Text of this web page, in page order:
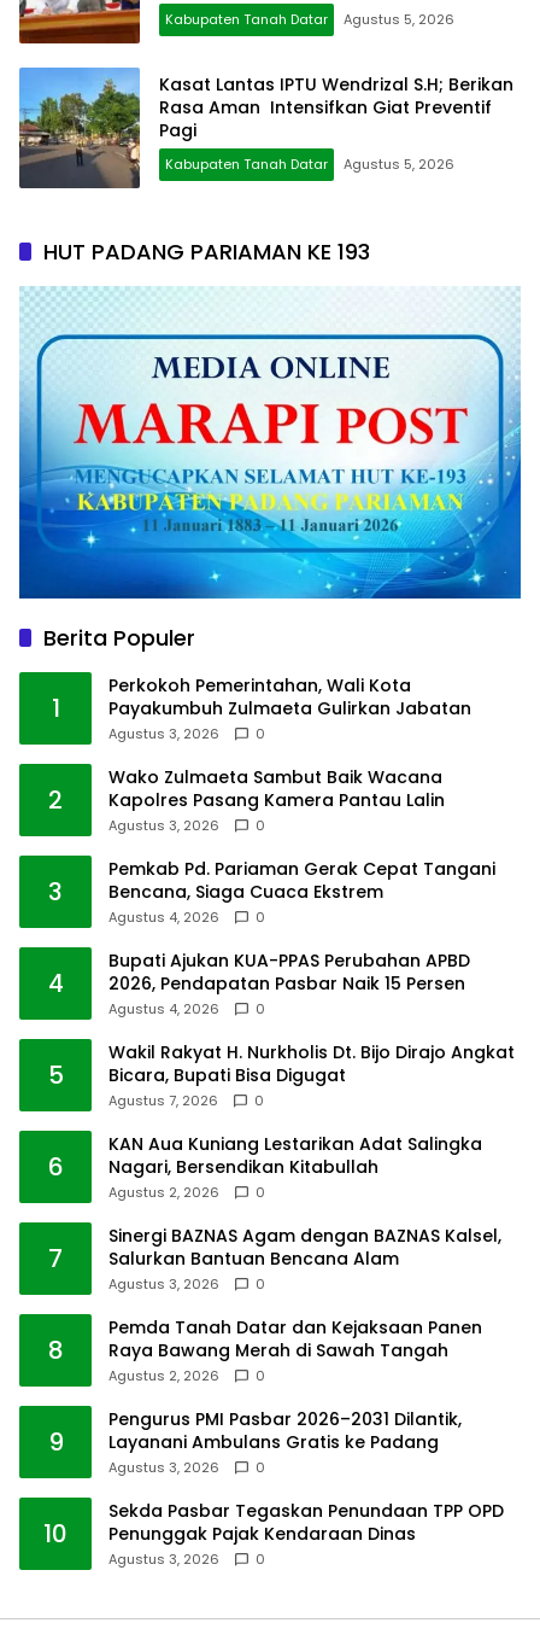
Kabupaten Tanah Datar Agustus 5, 2026
Kasat Lantas IPTU Wendrizal S.H; Berikan
Rasa Aman Intensifkan Giat Preventif
Pagi
Kabupaten Tanah Datar Agustus 5, 2026
HUT PADANG PARIAMAN KE 193
Berita Populer
1
Perkokoh Pemerintahan, Wali Kota
Payakumbuh Zulmaeta Gulirkan Jabatan
Agustus 3, 2026 0
2
Wako Zulmaeta Sambut Baik Wacana
Kapolres Pasang Kamera Pantau Lalin
Agustus 3, 2026 0
3
Pemkab Pd. Pariaman Gerak Cepat Tangani
Bencana, Siaga Cuaca Ekstrem
Agustus 4, 2026 0
4
Bupati Ajukan KUA-PPAS Perubahan APBD
2026, Pendapatan Pasbar Naik 15 Persen
Agustus 4, 2026 0
5
Wakil Rakyat H. Nurkholis Dt. Bijo Dirajo Angkat
Bicara, Bupati Bisa Digugat
Agustus 7, 2026 0
6
KAN Aua Kuniang Lestarikan Adat Salingka
Nagari, Bersendikan Kitabullah
Agustus 2, 2026 0
7
Sinergi BAZNAS Agam dengan BAZNAS Kalsel,
Salurkan Bantuan Bencana Alam
Agustus 3, 2026 0
8
Pemda Tanah Datar dan Kejaksaan Panen
Raya Bawang Merah di Sawah Tangah
Agustus 2, 2026 0
9
Pengurus PMI Pasbar 2026–2031 Dilantik,
Layanani Ambulans Gratis ke Padang
Agustus 3, 2026 0
10
Sekda Pasbar Tegaskan Penundaan TPP OPD
Penunggak Pajak Kendaraan Dinas
Agustus 3, 2026 0